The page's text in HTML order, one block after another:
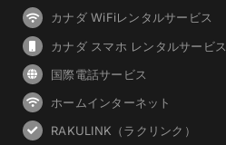
カナダ WiFiレンタルサービス
カナダ スマホ レンタルサービス
国際電話サービス
ホームインターネット
RAKULINK（ラクリンク）